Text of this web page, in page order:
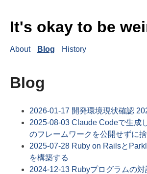
It's okay to be
About Blog History
Blog
2026-01-17 開発環境現状確認
2025-08-03 Claude Codeで生成
のフレームワークを公開せずに
2025-07-28 Ruby on Railsと
を構築する
2024-12-13 Rubyプログラムの